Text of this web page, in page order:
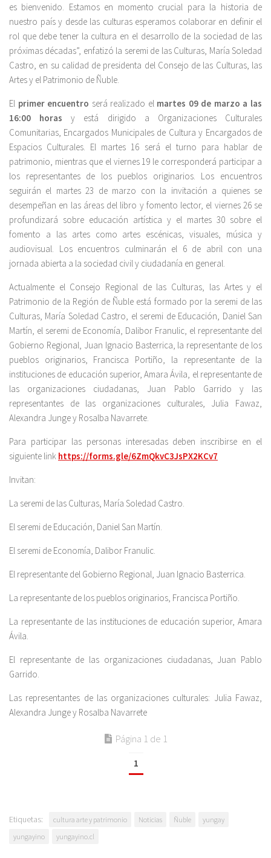
es bienvenido. Estamos en momento crucial para la historia de
nuestro país y desde las culturas esperamos colaborar en definir el
rol que debe tener la cultura en el desarrollo de la sociedad de las
próximas décadas”, enfatizó la seremi de las Culturas, María Soledad
Castro, en su calidad de presidenta del Consejo de las Culturas, las
Artes y el Patrimonio de Ñuble.
El primer encuentro será realizado el martes 09 de marzo a las
16:00 horas y está dirigido a Organizaciones Culturales
Comunitarias, Encargados Municipales de Cultura y Encargados de
Espacios Culturales. El martes 16 será el turno para hablar de
patrimonio, mientras que el viernes 19 le corresponderá participar a
los representantes de los pueblos originarios. Los encuentros
seguirán el martes 23 de marzo con la invitación a quienes se
desempeñan en las áreas del libro y fomento lector, el viernes 26 se
profundizará sobre educación artística y el martes 30 sobre el
fomento a las artes como artes escénicas, visuales, música y
audiovisual. Los encuentros culminarán el 6 de abril con una
jornada abierta a la sociedad civil y ciudadanía en general.
Actualmente el Consejo Regional de las Culturas, las Artes y el
Patrimonio de la Región de Ñuble está formado por la seremi de las
Culturas, María Soledad Castro, el seremi de Educación, Daniel San
Martín, el seremi de Economía, Dalibor Franulic, el representante del
Gobierno Regional, Juan Ignacio Basterrica, la representante de los
pueblos originarios, Francisca Portiño, la representante de la
instituciones de educación superior, Amara Ávila, el representante de
las organizaciones ciudadanas, Juan Pablo Garrido y las
representantes de las organizaciones culturales, Julia Fawaz,
Alexandra Junge y Rosalba Navarrete.
Para participar las personas interesadas deben inscribirse en el
siguiente link https://forms.gle/6ZmQkvC3JsPX2KCv7
Invitan:
La seremi de las Culturas, María Soledad Castro.
El seremi de Educación, Daniel San Martín.
El seremi de Economía, Dalibor Franulic.
El representante del Gobierno Regional, Juan Ignacio Basterrica.
La representante de los pueblos originarios, Francisca Portiño.
La representante de las instituciones de educación superior, Amara
Ávila.
El representante de las organizaciones ciudadanas, Juan Pablo
Garrido.
Las representantes de las organizaciones culturales: Julia Fawaz,
Alexandra Junge y Rosalba Navarrete
Página 1 de 1
1
Etiquetas: cultura arte y patrimonio Noticias Ñuble
yungay
yungayino
yungayino.cl